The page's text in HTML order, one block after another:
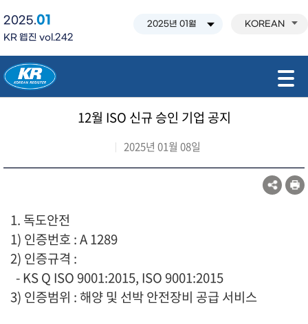
2025.01
KR 웹진 vol.242
KOREAN
12월 ISO 신규 승인 기업 공지
2025년 01월 08일
1. 독도안전
1) 인증번호 : A 1289
2) 인증규격 :
- KS Q ISO 9001:2015, ISO 9001:2015
3) 인증범위 : 해양 및 선박 안전장비 공급 서비스